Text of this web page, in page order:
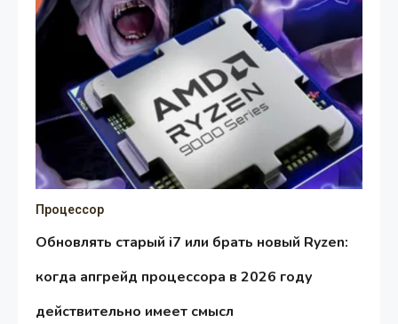
Процессор
Обновлять старый i7 или брать новый Ryzen:
когда апгрейд процессора в 2026 году
действительно имеет смысл